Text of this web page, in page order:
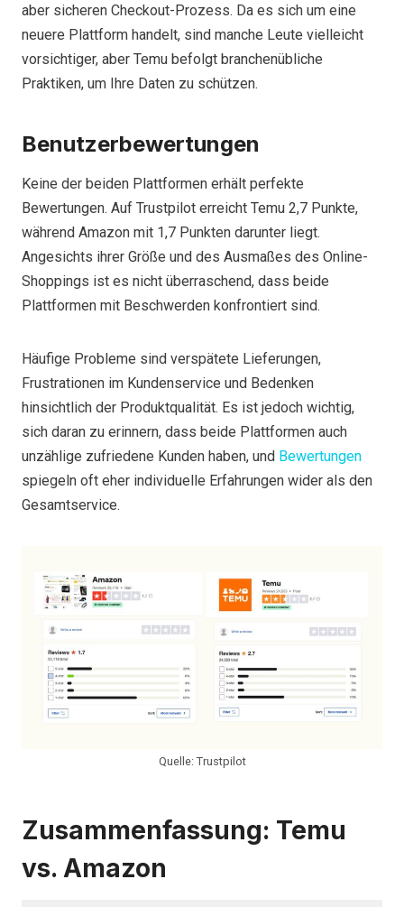
aber sicheren Checkout-Prozess. Da es sich um eine
neuere Plattform handelt, sind manche Leute vielleicht
vorsichtiger, aber Temu befolgt branchenübliche
Praktiken, um Ihre Daten zu schützen.
Benutzerbewertungen
Keine der beiden Plattformen erhält perfekte
Bewertungen. Auf Trustpilot erreicht Temu 2,7 Punkte,
während Amazon mit 1,7 Punkten darunter liegt.
Angesichts ihrer Größe und des Ausmaßes des Online-
Shoppings ist es nicht überraschend, dass beide
Plattformen mit Beschwerden konfrontiert sind.
Häufige Probleme sind verspätete Lieferungen,
Frustrationen im Kundenservice und Bedenken
hinsichtlich der Produktqualität. Es ist jedoch wichtig,
sich daran zu erinnern, dass beide Plattformen auch
unzählige zufriedene Kunden haben, und Bewertungen
spiegeln oft eher individuelle Erfahrungen wider als den
Gesamtservice.
Quelle: Trustpilot
Zusammenfassung: Temu
vs. Amazon